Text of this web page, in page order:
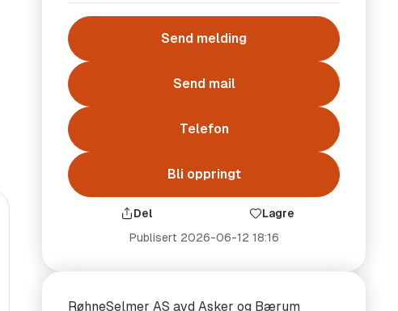
Send melding
Send mail
Telefon
Bli oppringt
Del
Lagre
Publisert 2026-06-12 18:16
Selger
RøhneSelmer AS avd Asker og Bærum
Selgerens